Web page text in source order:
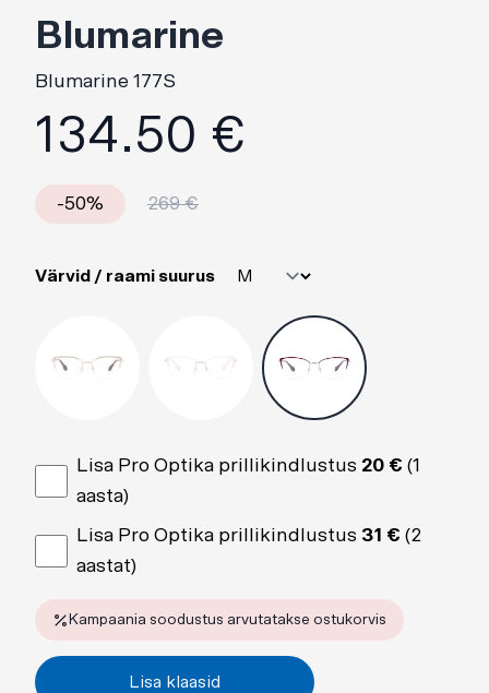
Blumarine
Blumarine 177S
Toote informatsioon
Toote hind
134.50 €
-50% 269 €
Värvid / raami suurus
Lisa Pro Optika prillikindlustus 20 € (1
aasta)
Lisa Pro Optika prillikindlustus 31 € (2
aastat)
Kampaania soodustus arvutatakse ostukorvis
Lisa klaasid